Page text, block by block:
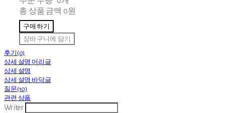
총 상품 금액 0원
구매하기
장바구니에 담기
후기(0)
상세 설명 머리글
상세 설명
상세 설명 바닥글
질문(10)
관련 상품
Writer